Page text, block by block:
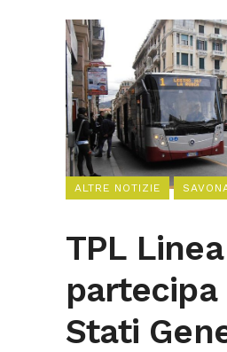
ALTRE NOTIZIE
TPL Linea
partecipa
Stati